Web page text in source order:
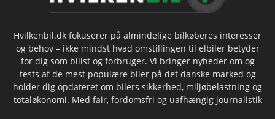
Hvilkenbil.dk fokuserer på almindelige bilkøberes interesser
og behov – ikke mindst hvad omstillingen til elbiler betyder
for dig som bilist og forbruger. Vi bringer nyheder om og
tests af de mest populære biler på det danske marked og
holder dig opdateret om bilers sikkerhed, miljøbelastning og
totaløkonomi. Med fair, fordomsfri og uafhængig journalistik